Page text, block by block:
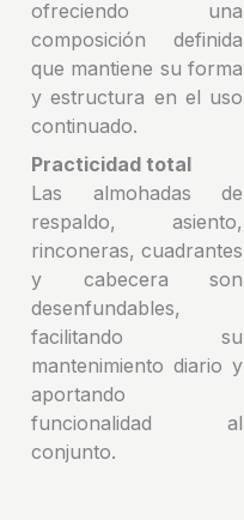
ofreciendo una
composición definida
que mantiene su forma
y estructura en el uso
continuado.
Practicidad total
Las almohadas de
respaldo, asiento,
rinconeras, cuadrantes
y cabecera son
desenfundables,
facilitando su
mantenimiento diario y
aportando
funcionalidad al
conjunto.